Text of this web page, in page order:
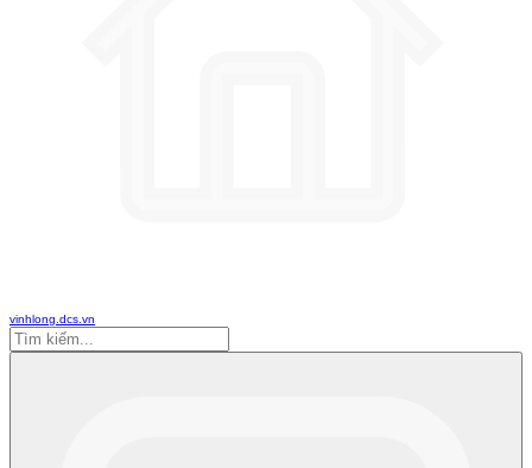
vinhlong.dcs.vn